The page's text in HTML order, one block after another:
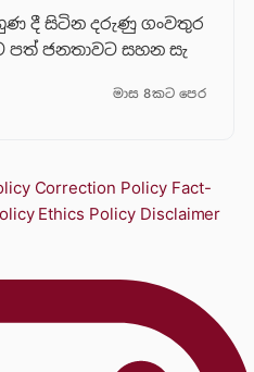
දී සිටින දරුණු ගංවතුර
පත් ජනතාවට සහන සැ
මාස 8කට පෙර
Correction Policy Fact-
Ethics Policy Disclaimer